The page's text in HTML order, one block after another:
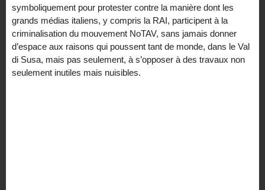
symboliquement pour protester contre la manière dont les
grands médias italiens, y compris la RAI, participent à la
criminalisation du mouvement NoTAV, sans jamais donner
d’espace aux raisons qui poussent tant de monde, dans le Val
di Susa, mais pas seulement, à s’opposer à des travaux non
seulement inutiles mais nuisibles.